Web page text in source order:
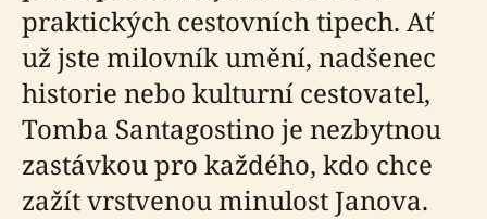
praktických cestovních tipech. Ať
už jste milovník umění, nadšenec
historie nebo kulturní cestovatel,
Tomba Santagostino je nezbytnou
zastávkou pro každého, kdo chce
zažít vrstvenou minulost Janova.